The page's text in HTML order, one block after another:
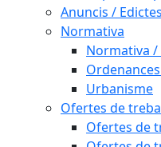
Anuncis / Edictes
Normativa
Normativa /
Urbanisme
Ofertes de
Ofertes de